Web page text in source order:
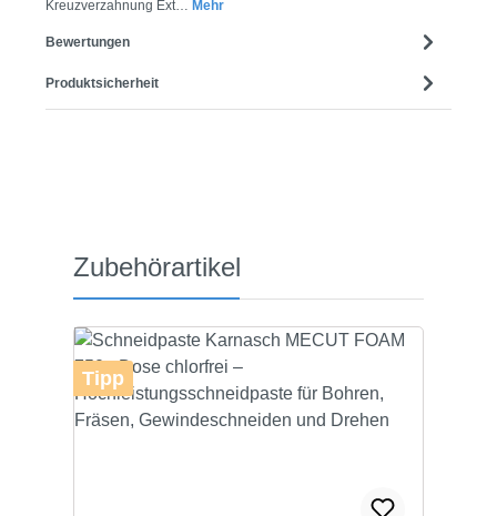
Kreuzverzahnung Ext… Mehr
Bewertungen
Produktsicherheit
Produktgalerie überspringen
Zubehörartikel
Tipp